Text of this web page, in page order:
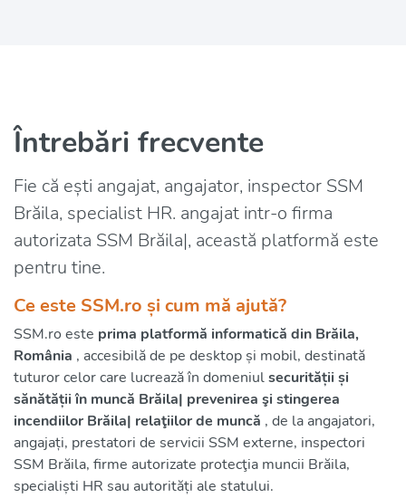
Întrebări frecvente
Fie că ești angajat, angajator, inspector SSM
Brăila, specialist HR. angajat intr-o firma
autorizata SSM Brăila|, această platformă este
pentru tine.
Ce este SSM.ro și cum mă ajută?
SSM.ro este prima platformă informatică din Brăila,
România , accesibilă de pe desktop și mobil, destinată
tuturor celor care lucrează în domeniulsecurității și
sănătății în muncă Brăila| prevenirea şi stingerea
incendiilor Brăila| relaţiilor de muncă , de la angajatori,
angajați, prestatori de servicii SSM externe, inspectori
SSM Brăila, firme autorizate protecţia muncii Brăila,
specialiști HR sau autorități ale statului.